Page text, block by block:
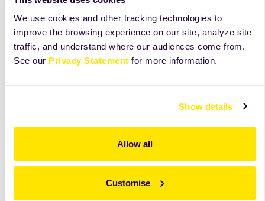
We use cookies and other tracking technologies to
improve the browsing experience on our site, analyze site
traffic, and understand where our audiences come from.
See our Privacy Statement for more information.
Show details
Allow all
Customise
Lody włoskie o sm. waniliowo-